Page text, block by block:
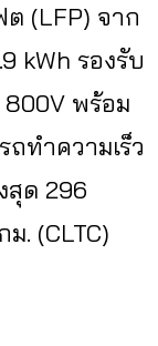
ต (LFP) จาก
kWh รองรับ
พร้อม
ถทำความเร็ว
สุด 296
. (CLTC)